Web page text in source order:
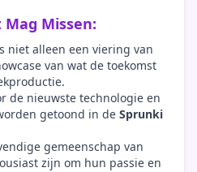
Missen:
niet alleen een viering van
van wat de toekomst
de nieuwste technologie en
getoond in de Sprunki
gemeenschap van
zijn om hun passie en